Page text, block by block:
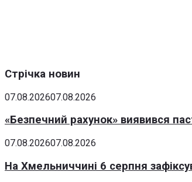
Стрічка новин
07.08.202607.08.2026
«Безпечний рахунок» виявився
07.08.202607.08.2026
На Хмельниччині 6 серпня